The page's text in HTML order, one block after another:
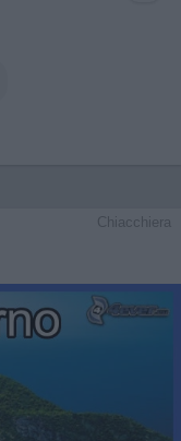
Chiacchiera